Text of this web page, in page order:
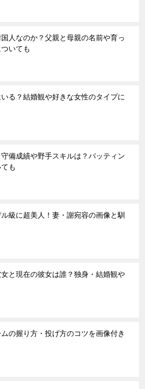
人なのか？父親と母親の名前や育っ
いても
る？結婚観や好きな女性のタイプに
備成績や野手スキルは？バッティン
も
級に超美人！妻・謝宛容の画像と馴
と現在の彼女は誰？独身・結婚観や
ムの握り方・投げ方のコツを画像付き